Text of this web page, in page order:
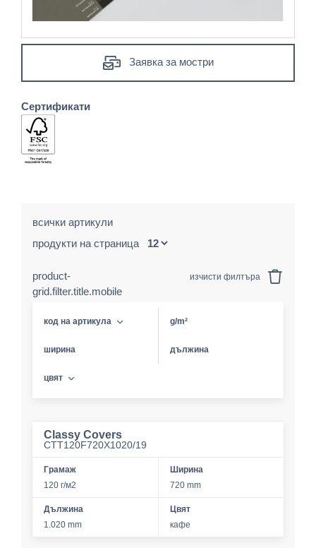
Заявка за мостри
Сертификати
всички артикули
продукти на страница
product-
grid.filter.title.mobile
изчисти филтъра
код на артикула g/m²
ширина дължина
цвят
Classy Covers
CTT120F720X1020/19
Грамаж
120 г/м2
Ширина
720 mm
Дължина
1.020 mm
Цвят
кафе